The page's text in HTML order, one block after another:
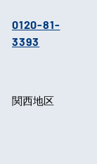
0120-81-
3393
関西地区